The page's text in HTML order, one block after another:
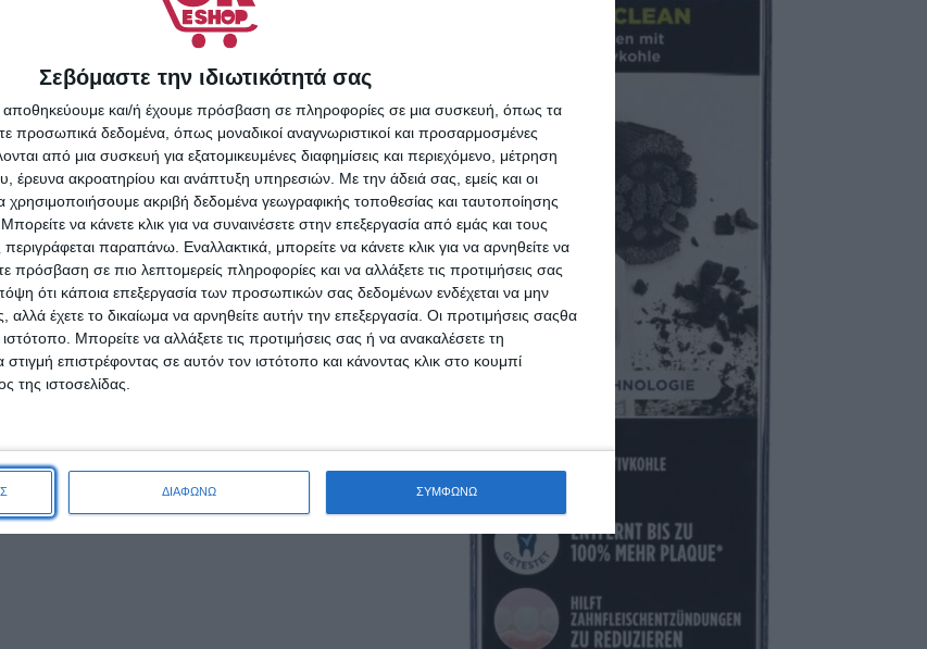
Σεβόμαστε την ιδιωτικότητά σας
αποθηκεύουμε και/ή έχουμε πρόσβαση σε πληροφορίες σε μια συσκευή, όπως τα
προσωπικά δεδομένα, όπως μοναδικοί αναγνωριστικοί και προσαρμοσμένες
από μια συσκευή για εξατομικευμένες διαφημίσεις και περιεχόμενο, μέτρηση
έρευνα ακροατηρίου και ανάπτυξη υπηρεσιών. Με την άδειά σας, εμείς και οι
χρησιμοποιήσουμε ακριβή δεδομένα γεωγραφικής τοποθεσίας και ταυτοποίησης
να κάνετε κλικ για να συναινέσετε στην επεξεργασία από εμάς και τους
παραπάνω. Εναλλακτικά, μπορείτε να κάνετε κλικ για να αρνηθείτε να
πρόσβαση σε πιο λεπτομερείς πληροφορίες και να αλλάξετε τις προτιμήσεις σας
ότι κάποια επεξεργασία των προσωπικών σας δεδομένων ενδέχεται να μην
αλλά έχετε το δικαίωμα να αρνηθείτε αυτήν την επεξεργασία. Οι προτιμήσεις σαςθα
Μπορείτε να αλλάξετε τις προτιμήσεις σας ή να ανακαλέσετε τη
επιστρέφοντας σε αυτόν τον ιστότοπο και κάνοντας κλικ στο κουμπί
ιστοσελίδας.
ΔΙΑΦΩΝΩ ΣΥΜΦΩΝΩ
Black
4τμχ
Oral-B Cross Action Clean
Maximizer Toothbrush Heads
8τμχ
23,29€
ΠΡΟΣΘΉΚΗ ΣΤΟ ΚΑΛΆΘΙ